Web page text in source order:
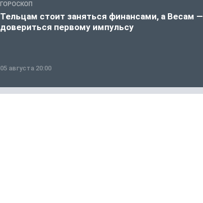
ГОРОСКОП
Тельцам стоит заняться финансами, а Весам —
довериться первому импульсу
05 августа 20:00